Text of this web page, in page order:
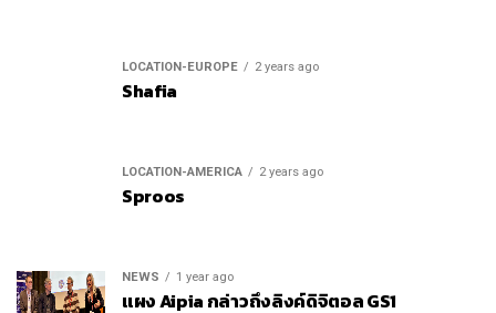
LOCATION-EUROPE 2 years ago
Shafia
LOCATION-AMERICA 2 years ago
Sproos
NEWS 1 year ago
แผง Aipia กล่าวถึงลิงค์ดิจิตอล GS1